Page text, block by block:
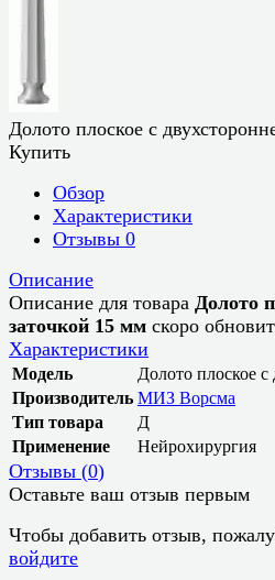
Долото плоское с
Купить
Обзор
Характеристики
Отзывы 0
Описание
Описание для товара Долото
заточкой 15 мм скоро
Характеристики
Модель
Долото плоское
Производитель МИЗ Ворсма
Тип товара
Д
Применение
Нейрохирургия
Отзывы (0)
Оставьте ваш отзыв первым
Чтобы добавить отзыв,
войдите